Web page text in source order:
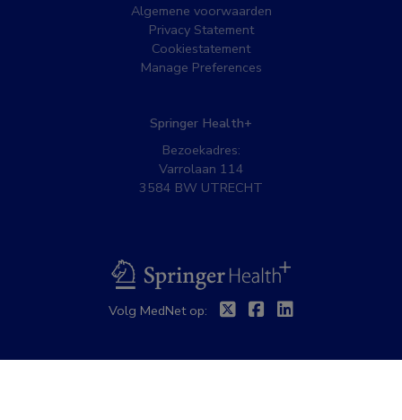
Algemene voorwaarden
Privacy Statement
Cookiestatement
Manage Preferences
Springer Health+
Bezoekadres:
Varrolaan 114
3584 BW UTRECHT
BSL
Volg MedNet op: TwitterFacebook
Linkedin